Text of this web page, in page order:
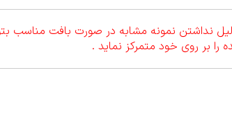
نداشتن نمونه مشابه در صورت بافت مناسب
بر روی خود متمرکز نماید .